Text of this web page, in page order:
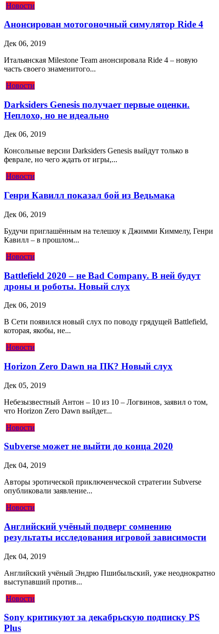
Новости
Анонсирован мотогоночный симулятор Ride 4
Дек 06, 2019
Итальянская Milestone Team анонсировала Ride 4 – новую
часть своего знаменитого...
Новости
Darksiders Genesis получает первые оценки.
Неплохо, но не идеально
Дек 06, 2019
Консольные версии Darksiders Genesis выйдут только в
феврале, но чего ждать от игры,...
Новости
Генри Кавилл показал бой из Ведьмака
Дек 06, 2019
Будучи приглашённым на телешоу к Джимми Киммелу, Генри
Кавилл – в прошлом...
Новости
Battlefield 2020 – не Bad Company. В ней будут
дроны и роботы. Новый слух
Дек 06, 2019
В Сети появился новый слух по поводу грядущей Battlefield,
которая, якобы, не...
Новости
Horizon Zero Dawn на ПК? Новый слух
Дек 05, 2019
Небезызвестный Антон – 10 из 10 – Логвинов, заявил о том,
что Horizon Zero Dawn выйдет...
Новости
Subverse может не выйти до конца 2020
Дек 04, 2019
Авторы эротической приключенческой стратегии Subverse
опубликовали заявление...
Новости
Английский учёный подверг сомнению
результаты исследования игровой зависимости
Дек 04, 2019
Английский учёный Эндрю Пшибыльский, уже неоднократно
выступавший против...
Новости
Sony критикуют за декабрьскую подписку PS
Plus